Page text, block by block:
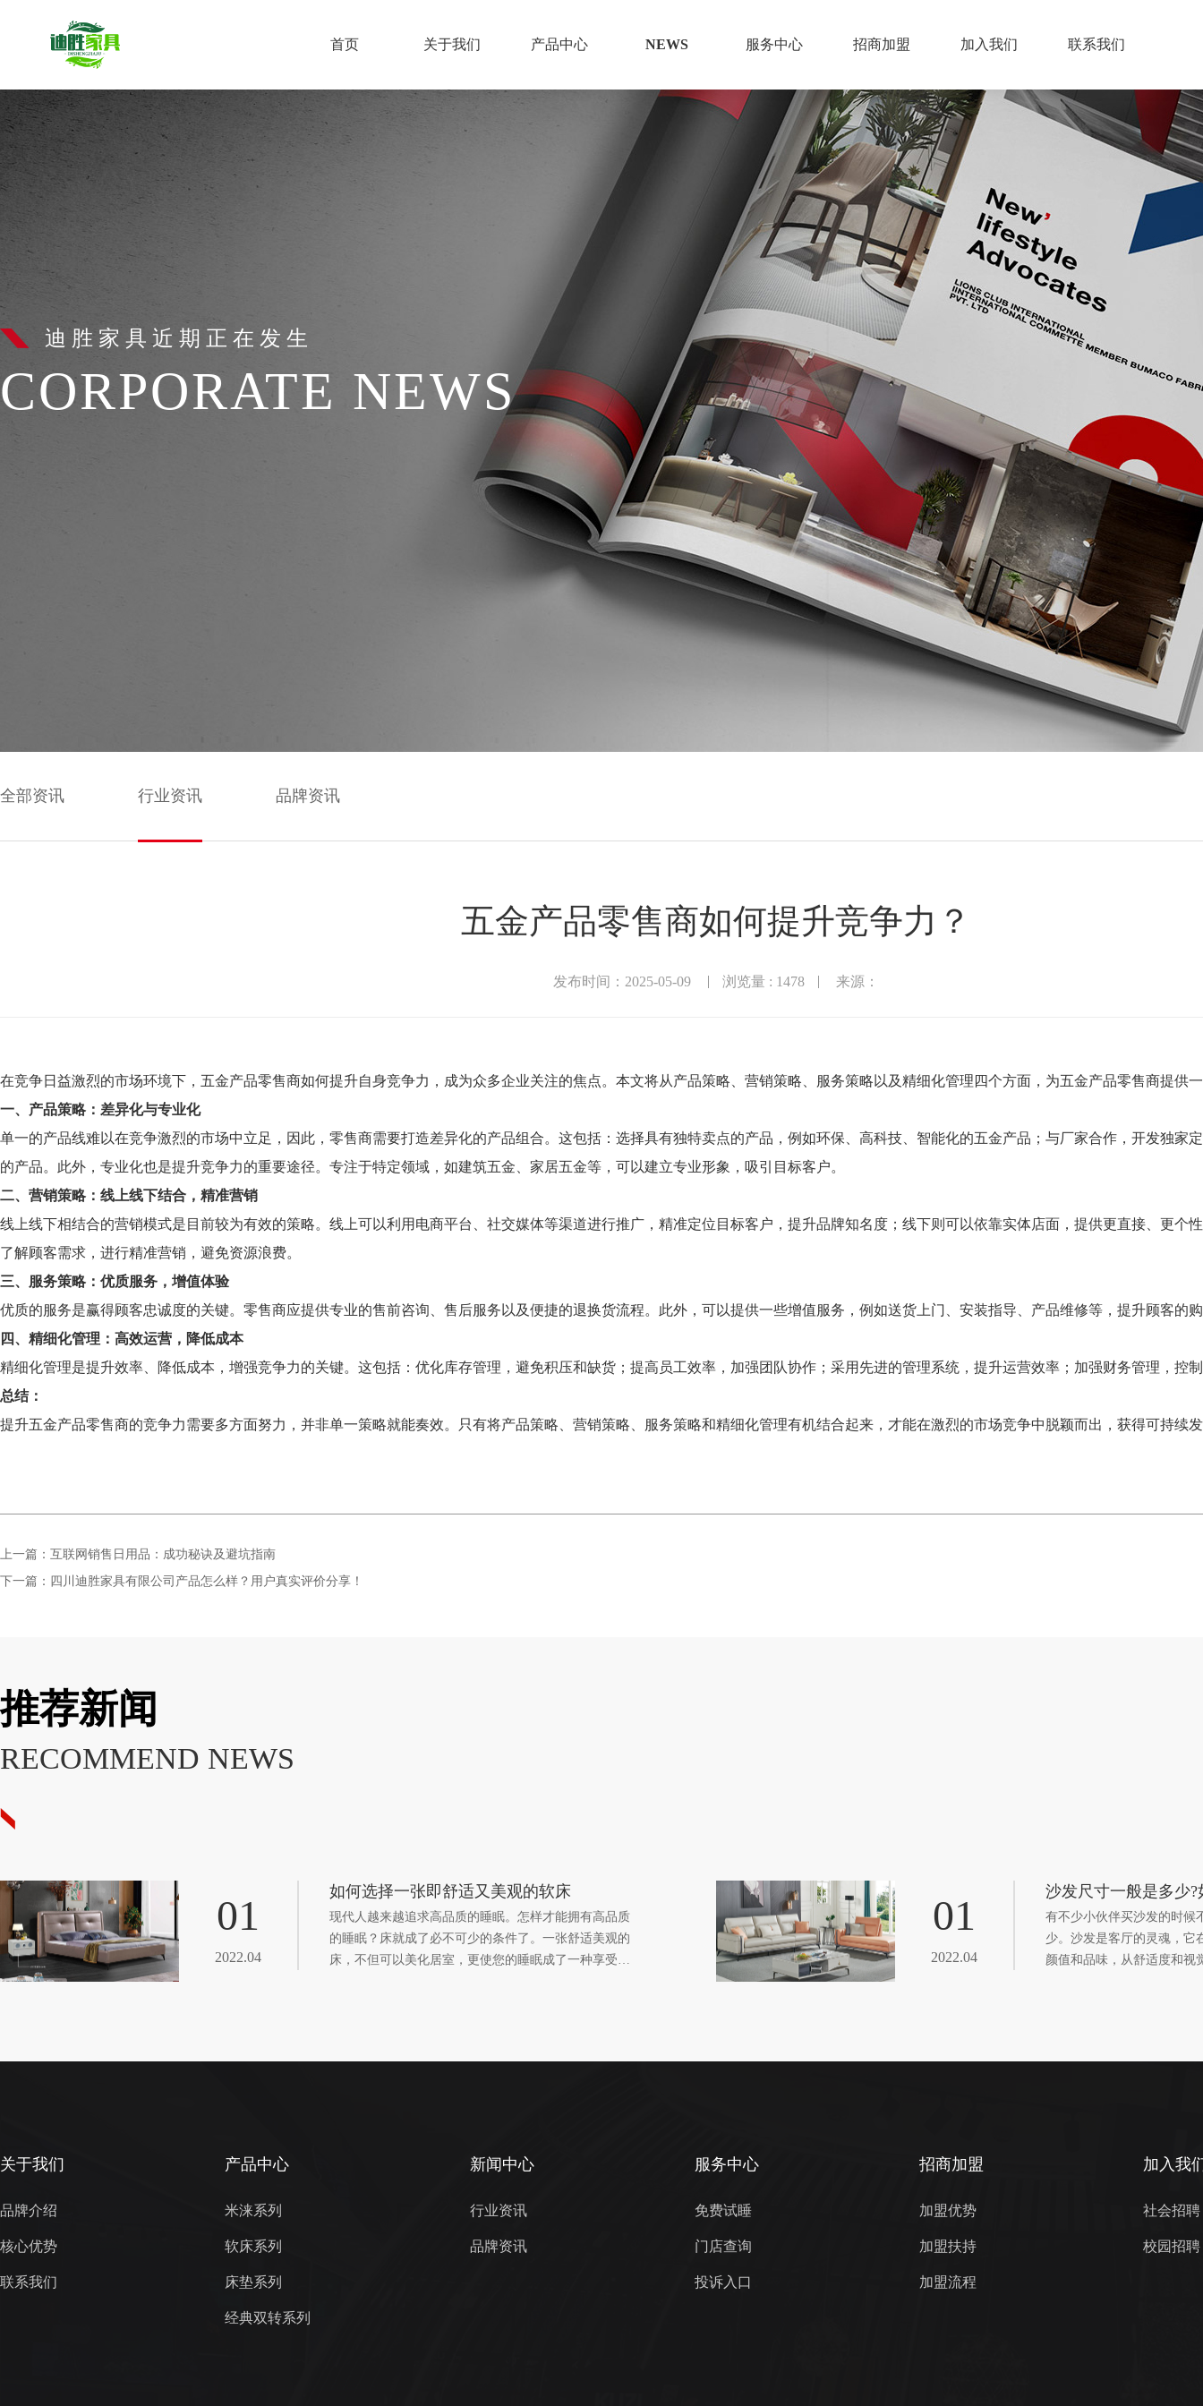
首页 关于我们 产品中心 NEWS 服务中心 招商加盟 加入我们 联系我们
线下哪里可以购买?
全国1500家门店保障每一个服务流程
迪胜家具近期正在发生
CORPORATE NEWS
全部资讯 行业资讯 品牌资讯
五金产品零售商如何提升竞争力？
发布时间：2025-05-09 浏览量 : 1478 来源：
在竞争日益激烈的市场环境下，五金产品零售商如何提升自身竞争力，成为众多企业关注的焦点。本文将从产品策略、营销策略、服务策略以及精细化管理四个方面，为五金产品零售商提供
一、产品策略：差异化与专业化
单一的产品线难以在竞争激烈的市场中立足，因此，零售商需要打造差异化的产品组合。这包括：选择具有独特卖点的产品，例如环保、高科技、智能化的五金产品；与厂家合作，开发独家
的产品。此外，专业化也是提升竞争力的重要途径。专注于特定领域，如建筑五金、家居五金等，可以建立专业形象，吸引目标客户。
二、营销策略：线上线下结合，精准营销
线上线下相结合的营销模式是目前较为有效的策略。线上可以利用电商平台、社交媒体等渠道进行推广，精准定位目标客户，提升品牌知名度；线下则可以依靠实体店面，提供更直接、更个
了解顾客需求，进行精准营销，避免资源浪费。
三、服务策略：优质服务，增值体验
优质的服务是赢得顾客忠诚度的关键。零售商应提供专业的售前咨询、售后服务以及便捷的退换货流程。此外，可以提供一些增值服务，例如送货上门、安装指导、产品维修等，提升顾客的
四、精细化管理：高效运营，降低成本
精细化管理是提升效率、降低成本，增强竞争力的关键。这包括：优化库存管理，避免积压和缺货；提高员工效率，加强团队协作；采用先进的管理系统，提升运营效率；加强财务管理，控
总结：
提升五金产品零售商的竞争力需要多方面努力，并非单一策略就能奏效。只有将产品策略、营销策略、服务策略和精细化管理有机结合起来，才能在激烈的市场竞争中脱颖而出，获得可持续
上一篇：互联网销售日用品：成功秘诀及避坑指南
下一篇：四川迪胜家具有限公司产品怎么样？用户真实评价分享！
推荐新闻
RECOMMEND NEWS
01
2022.04
如何选择一张即舒适又美观的软床
现代人越来越追求高品质的睡眠。怎样才能拥有高品质
的睡眠？床就成了必不可少的条件了。一张舒适美观的
床，不但可以美化居室，更使您的睡眠成了一种享受。
01
2022.04
沙发尺寸一般是多少
有不少小伙伴买沙发的时候
少。沙发是客厅的灵魂，它
颜值和品味，从舒适度和视
关于我们
品牌介绍
核心优势
联系我们
产品中心
米涞系列
软床系列
床垫系列
经典双转系列
新闻中心
行业资讯
品牌资讯
服务中心
免费试睡
门店查询
投诉入口
招商加盟
加盟优势
加盟扶持
加盟流程
加入我
社会招聘
校园招聘